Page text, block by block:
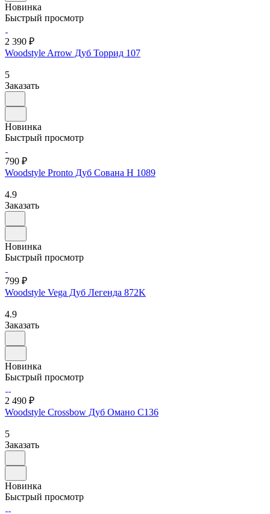
Новинка
Быстрый просмотр
2 390 ₽
Woodstyle Arrow Дуб Торрид 107
5
Заказать
Новинка
Быстрый просмотр
790 ₽
Woodstyle Pronto Дуб Сована H 1089
4.9
Заказать
Новинка
Быстрый просмотр
799 ₽
Woodstyle Vega Дуб Легенда 872K
4.9
Заказать
Новинка
Быстрый просмотр
2 490 ₽
Woodstyle Crossbow Дуб Омано C136
5
Заказать
Новинка
Быстрый просмотр